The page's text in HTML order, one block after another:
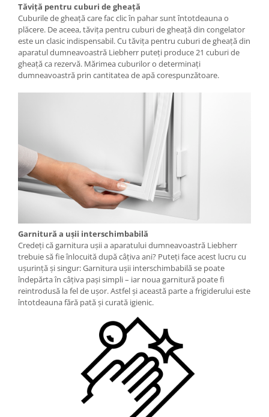
Tăviţă pentru cuburi de gheaţă
Cuburile de gheaţă care fac clic în pahar sunt întotdeauna o
plăcere. De aceea, tăviţa pentru cuburi de gheaţă din congelator
este un clasic indispensabil. Cu tăviţa pentru cuburi de gheaţă din
aparatul dumneavoastră Liebherr puteţi produce 21 cuburi de
gheaţă ca rezervă. Mărimea cuburilor o determinaţi
dumneavoastră prin cantitatea de apă corespunzătoare.
Garnitură a uşii interschimbabilă
Credeţi că garnitura uşii a aparatului dumneavoastră Liebherr
trebuie să fie înlocuită după câţiva ani? Puteţi face acest lucru cu
uşurinţă şi singur: Garnitura uşii interschimbabilă se poate
îndepărta în câţiva paşi simpli – iar noua garnitură poate fi
reintrodusă la fel de uşor. Astfel şi această parte a frigiderului este
întotdeauna fără pată şi curată igienic.